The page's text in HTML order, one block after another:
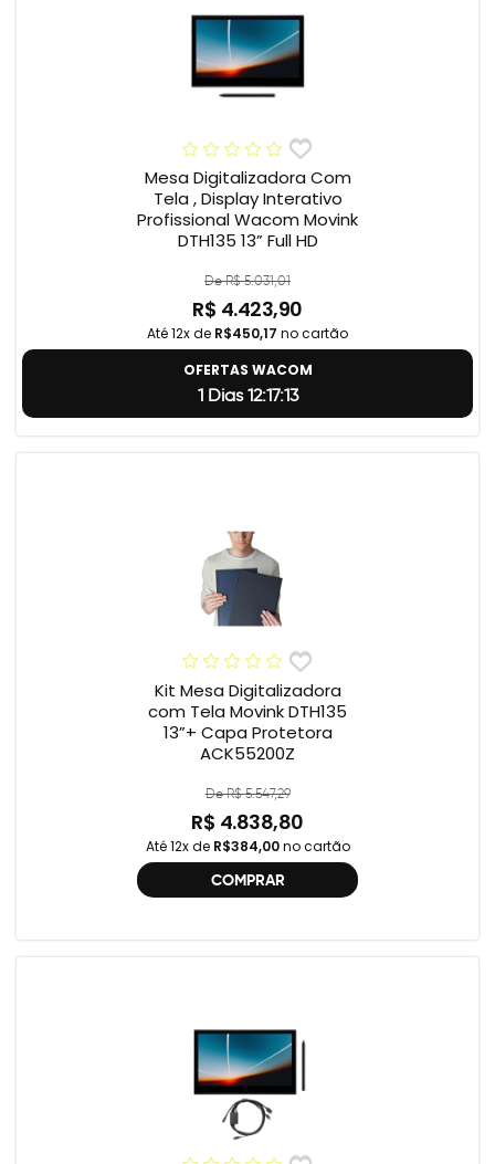
Mesa Digitalizadora Com
Tela , Display Interativo
Profissional Wacom Movink
DTH135 13” Full HD
De R$ 5.031,01
R$ 4.423,90
Até 12x de R$450,17 no cartão
OFERTAS WACOM
1 Dias 12:17:12
Kit Mesa Digitalizadora
com Tela Movink DTH135
13”+ Capa Protetora
ACK55200Z
De R$ 5.547,29
R$ 4.838,80
Até 12x de R$384,00no cartão
COMPRAR